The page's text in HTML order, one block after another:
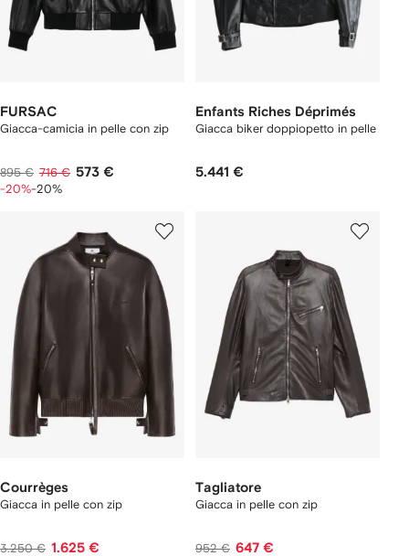
FURSAC
Giacca-camicia in pelle con zip
895 € 716 € 573 €
-20%-20%
Enfants Riches Déprimés
Giacca biker doppiopetto in pelle
5.441 €
Courrèges
Giacca in pelle con zip
3.250 € 1.625 €
Tagliatore
Giacca in pelle con zip
952 € 647 €